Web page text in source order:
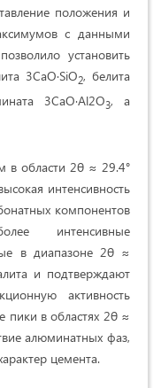
положения и
с данными
установить
3CaO·SiO2, белита
3CaO·Al2O3, а
в области 2θ ≈ 29.4°
интенсивность
компонентов
интенсивные
в диапазоне 2θ ≈
и подтверждают
активность
пики в областях 2θ ≈
алюминатных фаз,
цемента.